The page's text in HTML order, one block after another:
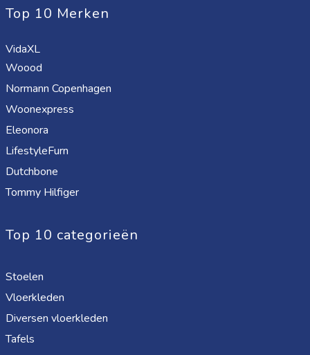
Top 10 Merken
VidaXL
Woood
Normann Copenhagen
Woonexpress
Eleonora
LifestyleFurn
Dutchbone
Tommy Hilfiger
Top 10 categorieën
Stoelen
Vloerkleden
Diversen vloerkleden
Tafels